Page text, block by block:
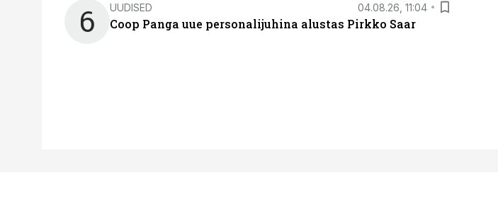
6 UUDISED 04.08.26, 11:04
Coop Panga uue personalijuhina alustas Pirkko Saar